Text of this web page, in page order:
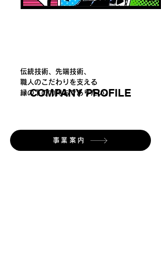
COMPANY PROFILE
伝統技術、先端技術、
職人のこだわりを支える
縁の下の力持ちでありたい。
事業案内